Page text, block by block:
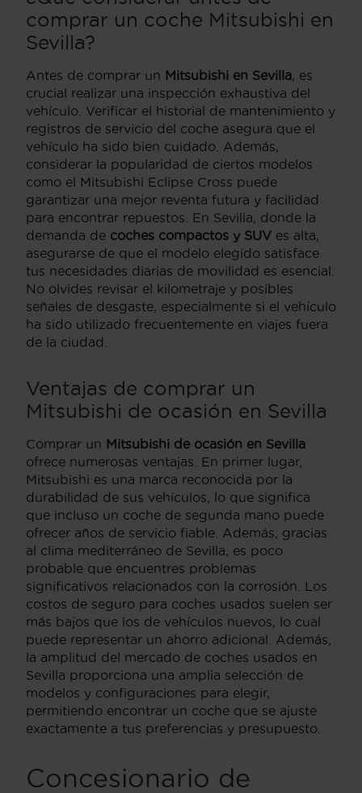
comprar un coche Mitsubishi en
Sevilla?
Antes de comprar un Mitsubishi en Sevilla , es
crucial realizar una inspección exhaustiva del
vehículo. Verificar el historial de mantenimiento y
registros de servicio del coche asegura que el
vehículo ha sido bien cuidado. Además,
considerar la popularidad de ciertos modelos
como el Mitsubishi Eclipse Cross puede
garantizar una mejor reventa futura y facilidad
para encontrar repuestos. En Sevilla, donde la
demanda de coches compactos y SUV es alta,
asegurarse de que el modelo elegido satisface
tus necesidades diarias de movilidad es esencial.
No olvides revisar el kilometraje y posibles
señales de desgaste, especialmente si el vehículo
ha sido utilizado frecuentemente en viajes fuera
de la ciudad.
Ventajas de comprar un
Mitsubishi de ocasión en Sevilla
Comprar un Mitsubishi de ocasión en Sevilla
ofrece numerosas ventajas. En primer lugar,
Mitsubishi es una marca reconocida por la
durabilidad de sus vehículos, lo que significa
que incluso un coche de segunda mano puede
ofrecer años de servicio fiable. Además, gracias
al clima mediterráneo de Sevilla, es poco
probable que encuentres problemas
significativos relacionados con la corrosión. Los
costos de seguro para coches usados suelen ser
más bajos que los de vehículos nuevos, lo cual
puede representar un ahorro adicional. Además,
la amplitud del mercado de coches usados en
Sevilla proporciona una amplia selección de
modelos y configuraciones para elegir,
permitiendo encontrar un coche que se ajuste
exactamente a tus preferencias y presupuesto.
Concesionario de